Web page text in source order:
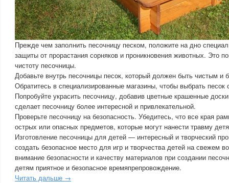
Прежде чем заполнить песочницу песком, положите на дно
защиты от прорастания сорняков и проникновения животных. Это
чистоту песочницы.
Добавьте внутрь песочницы песок, который должен быть чистым и
Обратитесь в специализированные магазины, чтобы выбрать
Попробуйте украсить песочницу, добавив цветные крашенные
сделает песочницу более интересной и привлекательной.
Проверьте песочницу на безопасность. Убедитесь, что все края
острых или опасных предметов, которые могут нанести травму
Изготовление песочницы для детей — интересный и творческий
создать безопасное место для игр и творчества детей на свежем
внимание безопасности и качеству материалов при создании
детям приятное и безопасное времяпрепровождение.
Читать дальше →